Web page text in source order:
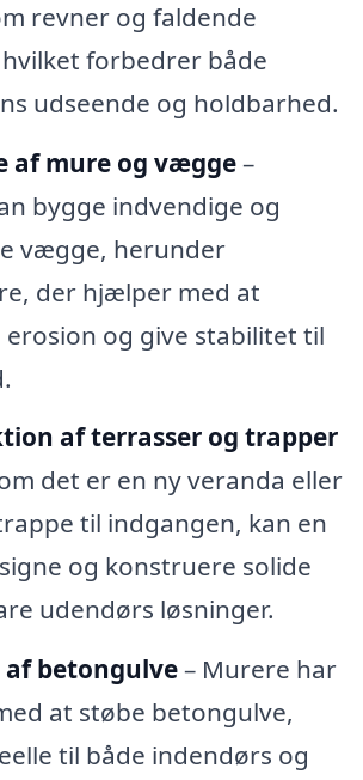
revner og faldende
forbedrer både
udseende og holdbarhed.
af mure og vægge–
bygge indvendige og
vægge, herunder
der hjælper med at
og give stabilitet til
af terrasser og trapper
det er en ny veranda eller
til indgangen, kan en
og konstruere solide
udendørs løsninger.
af betongulve– Murere har
at støbe betongulve,
til både indendørs og